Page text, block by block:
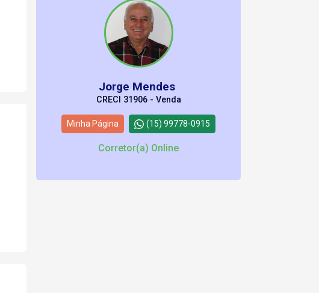
Jorge Mendes
CRECI 31906 - Venda
Minha Página (15) 99778-0915
Corretor(a) Online